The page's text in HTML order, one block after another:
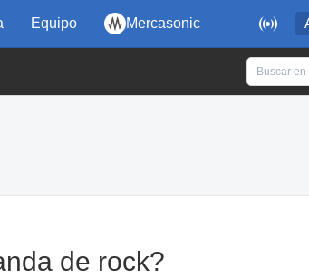

Equipo Mercasonic
de rock?